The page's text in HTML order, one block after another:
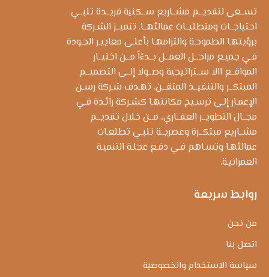
تســعى لتقديــم مشــاريع ســكنية فريــدة تلبــي
احتياجــات ومتطلبــات عمالئهــا. تتميــز الشـركة
برؤيتهـا الطموحـة والتزامهـا بأعلـى معاييـر الجـودة
فـي جميـع مراحــل العمــل بــدءًاً مــن اختيــار
المواقــع االا ســتراتيجية وصــولا إلــى التصميــم
المبتكــر والتنفيــذ المتقــن. تهـدف شـركة رسـن
الإعمـار إلـى ترسـيخ مكانتهـا كشـركة رائـدة فـي
مجــال التطويــر العقــاري، مــن خلال تقديــم
مشــاريع مبتكــرة وعصريــة تلبـي تطلعـات
عمالئهـا وتسـاهم فـي دفـع عجلـة التنميـة
العمرانيـة.
روابط سريعة
من نحن
اتصل بنا
سياسة الاستخدام والخصوصية